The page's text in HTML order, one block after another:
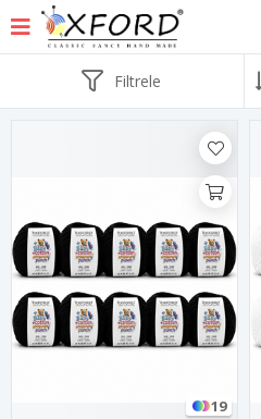
Filtrele
19